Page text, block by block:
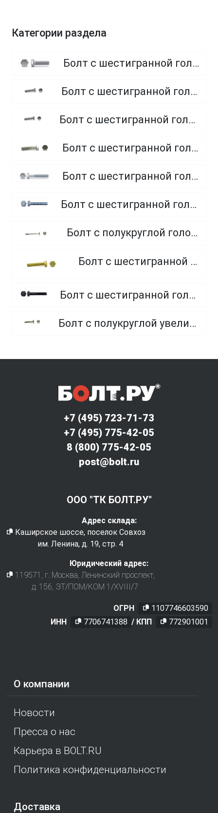
Категории раздела
Болт с шестигранной головкой, полная резьба, класс прочности 8.8
Болт с шестигранной головкой, полная резьба, класс прочности 4.8 и 5.8
Болт с шестигранной головкой, полная резьба, из нержавеющей стали A2 и A4
Болт с шестигранной головкой, неполная резьба, класс прочности 5.8
Болт с шестигранной головкой, неполная резьба, класс прочности 8.8
Болт с шестигранной головкой, полная резьба, класс прочности 10.9 и 12.9
Болт с полукруглой головкой и квадратным подголовником
Болт с шестигранной головкой, из латуни
Болт с шестигранной головкой, неполная резьба, класс прочности 10.9 и 12.9
Болт с полукруглой увеличенной головкой и усом класса точности C (мебельный)
О компании
Новости
Пресса о нас
Карьера в BOLT.RU
Политика конфиденциальности
Доставка
+7 (495) 723-71-73
+7 (495) 775-42-05
8 (800) 775-42-05
post@bolt.ru
ООО "ТК БОЛТ.РУ"
Адрес склада:
Каширское шоссе, поселок Совхоз
им. Ленина, д. 19, стр. 4
Юридический адрес:
119571
, г. Москва Ленинский проспект,
д. 156, ЭТ/ПОМ/КОМ 1/XVIII/7
ОГРН
1107746603590
ИНН
7706741388 / КПП 772901001